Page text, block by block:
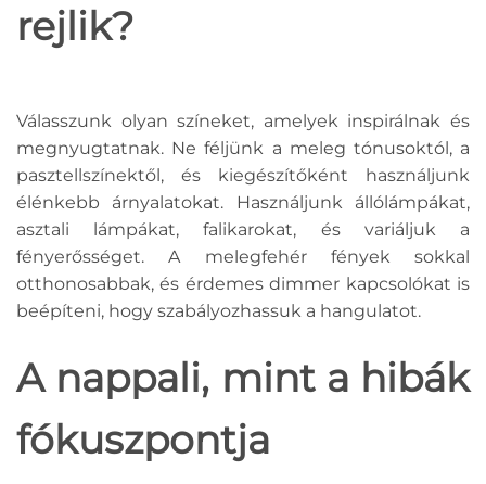
rejlik?
Válasszunk olyan színeket, amelyek inspirálnak és
megnyugtatnak. Ne féljünk a meleg tónusoktól, a
pasztellszínektől, és kiegészítőként használjunk
élénkebb árnyalatokat. Használjunk állólámpákat,
asztali lámpákat, falikarokat, és variáljuk a
fényerősséget. A melegfehér fények sokkal
otthonosabbak, és érdemes dimmer kapcsolókat is
beépíteni, hogy szabályozhassuk a hangulatot.
A nappali, mint a hibák
fókuszpontja